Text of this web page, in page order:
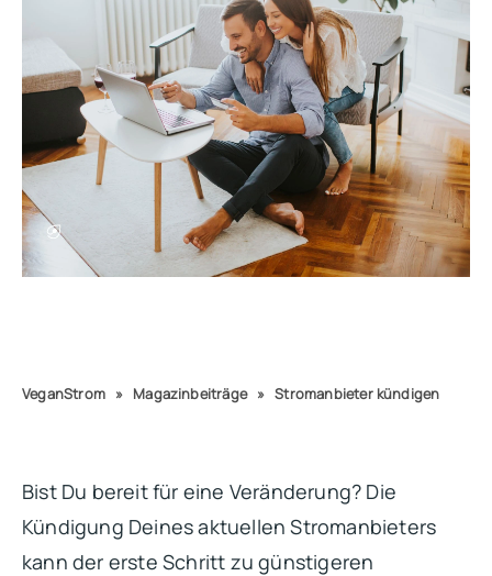
VeganStrom » Magazinbeiträge » Stromanbieter kündigen
Bist Du bereit für eine Veränderung? Die
Kündigung Deines aktuellen Stromanbieters
kann der erste Schritt zu günstigeren